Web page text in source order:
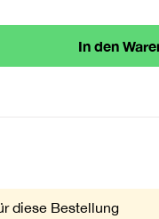
In den
diese Bestellung